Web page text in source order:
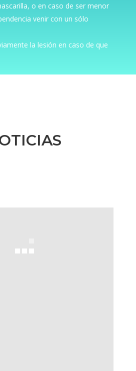
o en caso de ser menor
venir con un sólo
la lesión en caso de que